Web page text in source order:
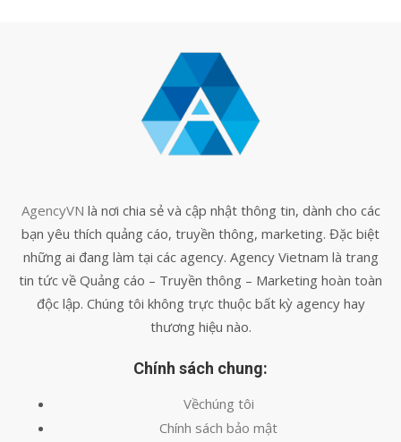
AgencyVN là nơi chia sẻ và cập nhật thông tin, dành cho các
bạn yêu thích quảng cáo, truyền thông, marketing. Đặc biệt
những ai đang làm tại các agency. Agency Vietnam là trang
tin tức về Quảng cáo – Truyền thông – Marketing hoàn toàn
độc lập. Chúng tôi không trực thuộc bất kỳ agency hay
thương hiệu nào.
Chính sách chung:
Vềchúng tôi
Chính sách bảo mật